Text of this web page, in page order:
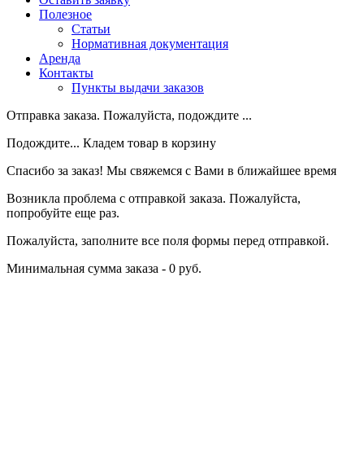
Полезное
Статьи
Нормативная документация
Аренда
Контакты
Пункты выдачи заказов
Отправка заказа. Пожалуйста, подождите ...
Подождите... Кладем товар в корзину
Спасибо за заказ! Мы свяжемся с Вами в ближайшее время
Возникла проблема с отправкой заказа. Пожалуйста,
попробуйте еще раз.
Пожалуйста, заполните все поля формы перед отправкой.
Минимальная сумма заказа - 0 руб.